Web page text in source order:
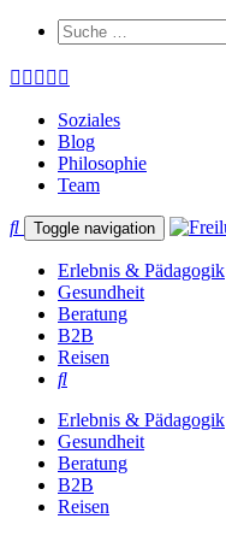
Soziales
Blog
Philosophie
Team
Toggle navigation
Erlebnis & Pädagogik
Gesundheit
Beratung
B2B
Reisen
Erlebnis & Pädagogik
Gesundheit
Beratung
B2B
Reisen